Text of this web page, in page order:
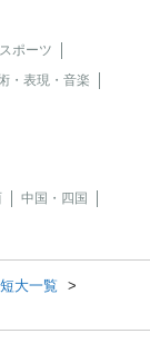
ポーツ
・表現・音楽
中国・四国
大一覧